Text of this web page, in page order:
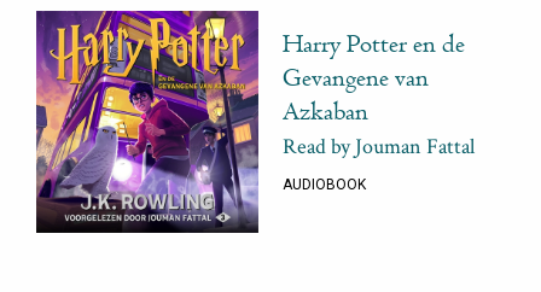
Harry Potter en de
Gevangene van
Azkaban
Read by Jouman Fattal
AUDIOBOOK